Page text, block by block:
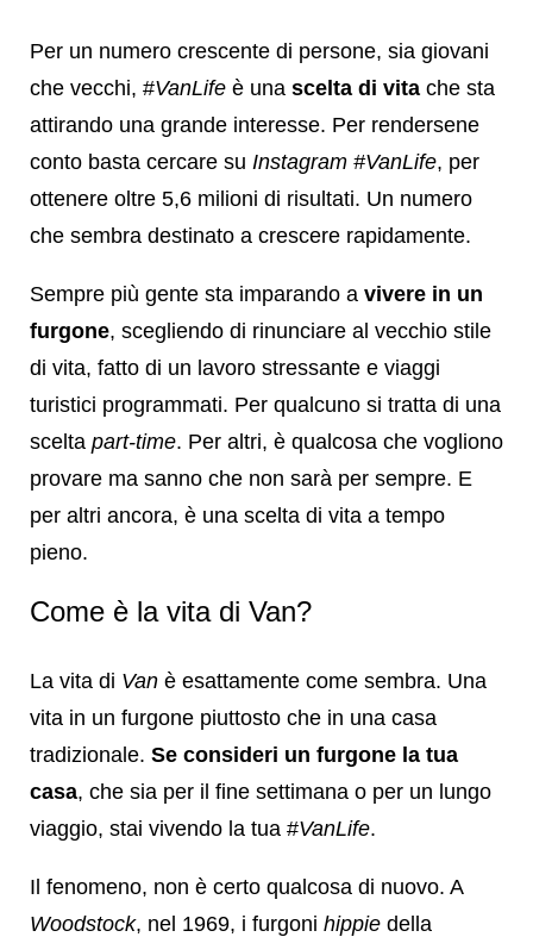
Per un numero crescente di persone, sia giovani
che vecchi, #VanLife è una scelta di vita che sta
attirando una grande interesse. Per rendersene
conto basta cercare su Instagram #VanLife, per
ottenere oltre 5,6 milioni di risultati. Un numero
che sembra destinato a crescere rapidamente.
Sempre più gente sta imparando a vivere in un
furgone, scegliendo di rinunciare al vecchio stile
di vita, fatto di un lavoro stressante e viaggi
turistici programmati. Per qualcuno si tratta di una
scelta part-time. Per altri, è qualcosa che vogliono
provare ma sanno che non sarà per sempre. E
per altri ancora, è una scelta di vita a tempo
pieno.
Come è la vita di Van?
La vita di Van è esattamente come sembra. Una
vita in un furgone piuttosto che in una casa
tradizionale. Se consideri un furgone la tua
casa, che sia per il fine settimana o per un lungo
viaggio, stai vivendo la tua #VanLife.
Il fenomeno, non è certo qualcosa di nuovo. A
Woodstock, nel 1969, i furgoni hippie della